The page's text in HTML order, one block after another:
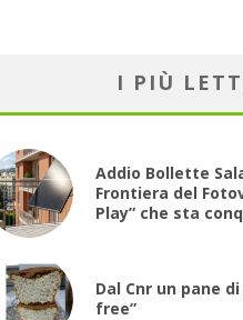
I PIÙ
Addio Bollette
Frontiera del
Play” che sta
Dal Cnr un pane
free”